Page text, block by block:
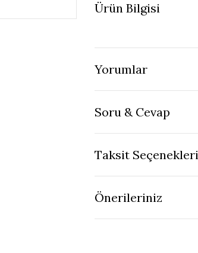
Ürün Bilgisi
Yorumlar
Soru & Cevap
Taksit Seçenekleri
Önerileriniz